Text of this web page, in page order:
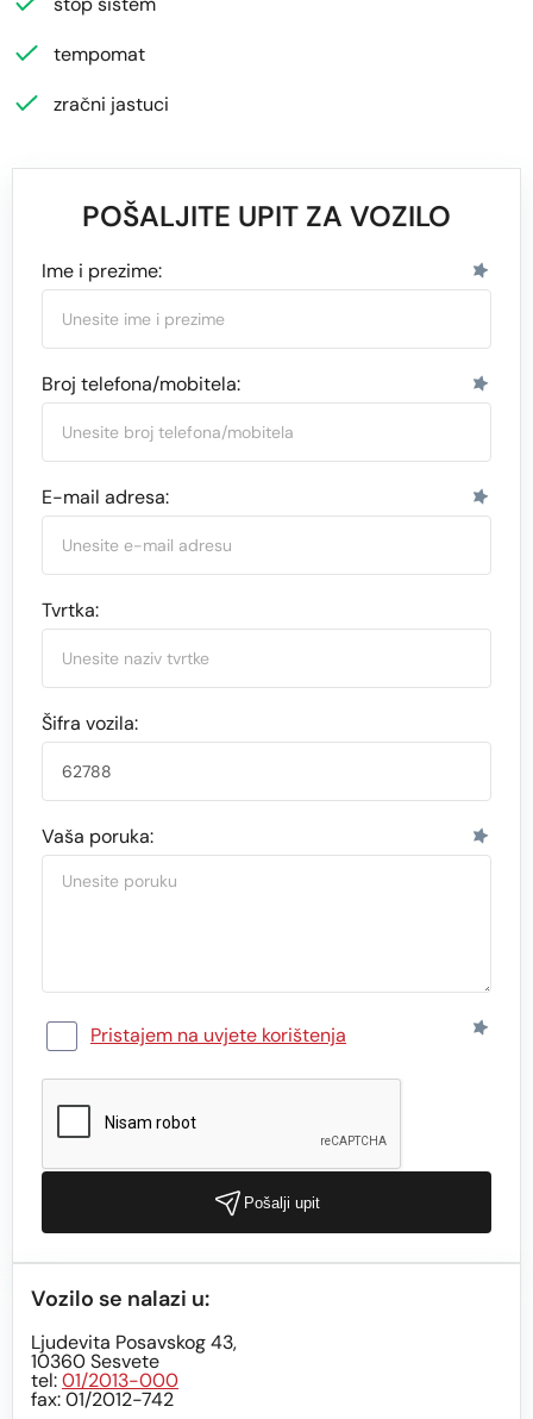
tempomat
zračni jastuci
POŠALJITE UPIT ZA VOZILO
Ime i prezime:
Broj telefona/mobitela:
E-mail adresa:
Tvrtka:
Šifra vozila:
Vaša poruka:
Pristajem na uvjete korištenja
Pošalji upit
Vozilo se nalazi u:
Ljudevita Posavskog 43,
10360 Sesvete
tel:01/2013-000
fax: 01/2012-742